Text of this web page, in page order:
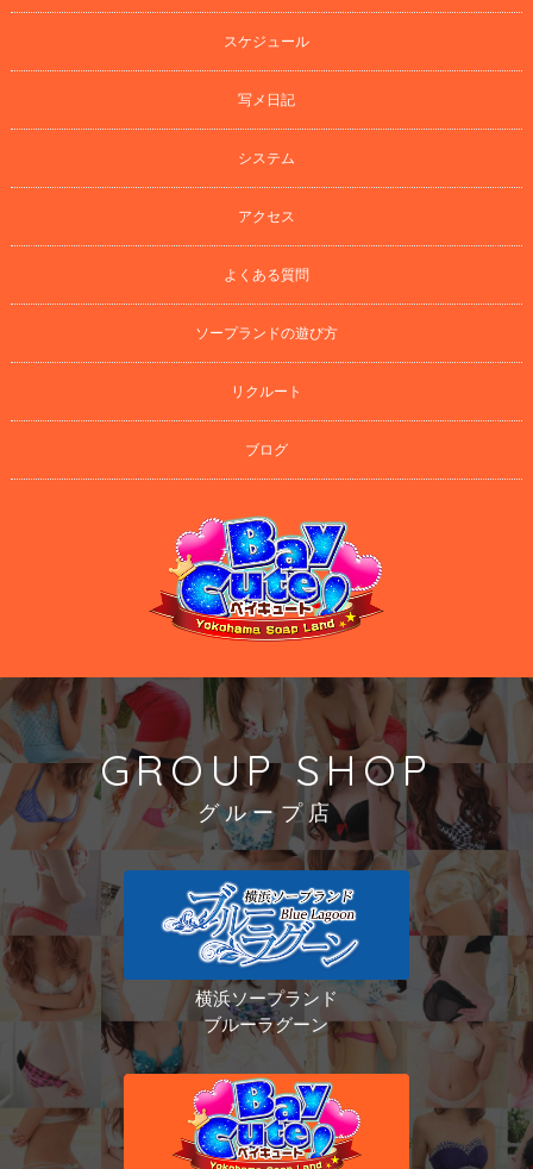
スケジュール
写メ日記
システム
アクセス
よくある質問
ソープランドの遊び方
リクルート
ブログ
GROUP SHOP
グループ店
横浜ソープランド
ブルーラグーン